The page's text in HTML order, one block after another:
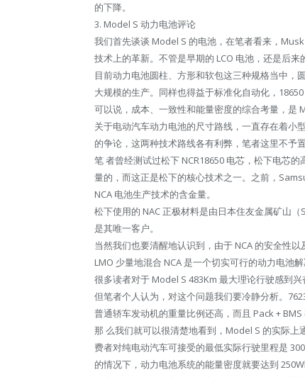
的下降。
3. Model S 动力电池评论
我们首先谈谈 Model S 的电池，在笔者看来，
技术上的革新。不管是早期的 LCO 电池，还是后来
目前动力电池圆柱、方形和软包这三种规格当中，
大规模的生产。同样也得益于标准化自动化，
可以说，成本、一致性和能量密度的综合考量，是
关于电动汽车动力电池的尺寸路线，一直存在着小
的争论，这两种技术路线各有利弊，笔者这里不予置
笔 者曾经测试过松下 NCR18650 电芯，松下电芯
量的，而这正是松下的核心技术之一。之前，
NCA 电池生产技术的含金量。
松下使用的 NAC 正极材料是由日本住友金属矿山
是其唯一客户。
当然我们也要清醒地认识到，由于 NCA 的安全性
LMO 少量地混合 NCA 是一个切实可行的动力电池解
很多读者对于 Model S 483Km 最大理论行驶感到
但笔者个人认为，对这个问题我们要冷静分析。
普通轿车发动机的重量比例还高，而且 Pack + BMS
那 么我们就可以很清楚地看到，Model S 的实际
费者对纯电动汽车可接受的最低实际行驶里程是
的情况下，动力电池系统的能量密度就要达到